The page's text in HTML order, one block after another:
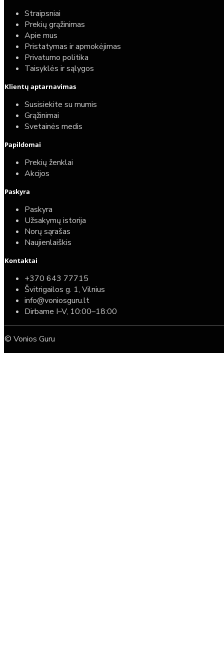
Straipsniai
Prekių grąžinimas
Apie mus
Pristatymas ir apmokėjimas
Privatumo politika
Taisyklės ir sąlygos
Klientų aptarnavimas
Susisiekite su mumis
Grąžinimai
Svetainės medis
Papildomai
Prekių ženklai
Akcijos
Paskyra
Paskyra
Užsakymų istorija
Norų sąrašas
Naujienlaiškis
Kontaktai
+370 643 77715
Švitrigailos g. 1, Vilnius
info@voniosguru.lt
Dirbame I–V, 10:00–18:00
© Vonios Guru